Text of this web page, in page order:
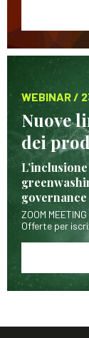
WEBINAR /
Nuove
dei
governance
ZOOM MEETING
Offerte per